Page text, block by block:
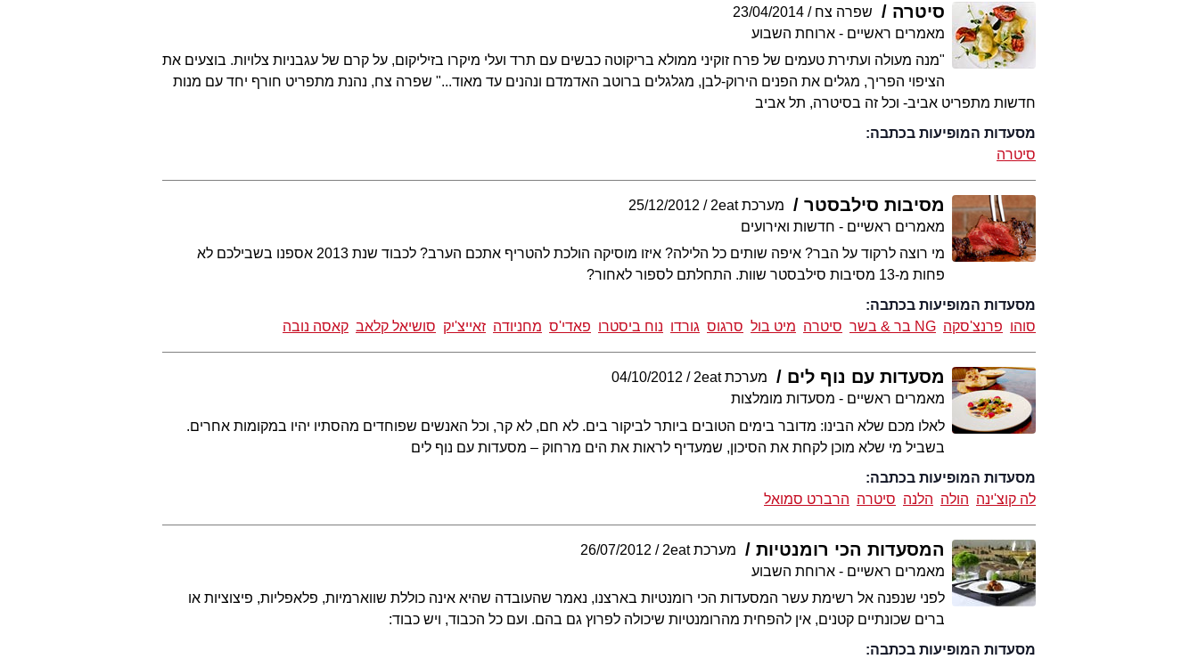
סיטרה שפרה צח
23/04/2014
מאמרים ראשיים - ארוחת השבוע
"מנה מעולה ועתירת טעמים של פרח זוקיני ממולא בריקוטה כבשים עם תרד ועלי מיקרו בזיליקום, על קרם של עגבניות צלויות. בוצעים את
הציפוי הפריך, מגלים את הפנים הירוק-לבן, מגלגלים ברוטב האדמדם ונהנים עד מאוד..." שפרה צח, נהנת מתפריט חורף יחד עם מנות
חדשות מתפריט אביב- וכל זה בסיטרה, תל אביב
מסעדות המופיעות בכתבה:
סיטרה
מסיבות סילבסטר מערכת 2eat
25/12/2012
מאמרים ראשיים - חדשות ואירועים
מי רוצה לרקוד על הבר? איפה שותים כל הלילה? איזו מוסיקה הולכת להטריף אתכם הערב? לכבוד שנת 2013 אספנו בשבילכם לא
פחות מ-13 מסיבות סילבסטר שוות. התחלתם לספור לאחור?
מסעדות המופיעות בכתבה:
סוהו פרנצ'סקה NG בר & בשר סיטרה מיט בול סרגוס גורדו נוח ביסטרו פאדי'ס מחניודה זאייצ'יק סושיאל קלאב קאסה נובה
מסעדות עם נוף לים מערכת 2eat
04/10/2012
מאמרים ראשיים - מסעדות מומלצות
לאלו מכם שלא הבינו: מדובר בימים הטובים ביותר לביקור בים. לא חם, לא קר, וכל האנשים שפוחדים מהסתיו יהיו במקומות אחרים.
בשביל מי שלא מוכן לקחת את הסיכון, שמעדיף לראות את הים מרחוק – מסעדות עם נוף לים
מסעדות המופיעות בכתבה:
לה קוצ'ינה הולה הלנה סיטרה הרברט סמואל
המסעדות הכי רומנטיות מערכת 2eat
26/07/2012
מאמרים ראשיים - ארוחת השבוע
לפני שנפנה אל רשימת עשר המסעדות הכי רומנטיות בארצנו, נאמר שהעובדה שהיא אינה כוללת שווארמיות, פלאפליות, פיצוציות או
ברים שכונתיים קטנים, אין להפחית מהרומנטיות שיכולה לפרוץ גם בהם. ועם כל הכבוד, ויש כבוד:
מסעדות המופיעות בכתבה: